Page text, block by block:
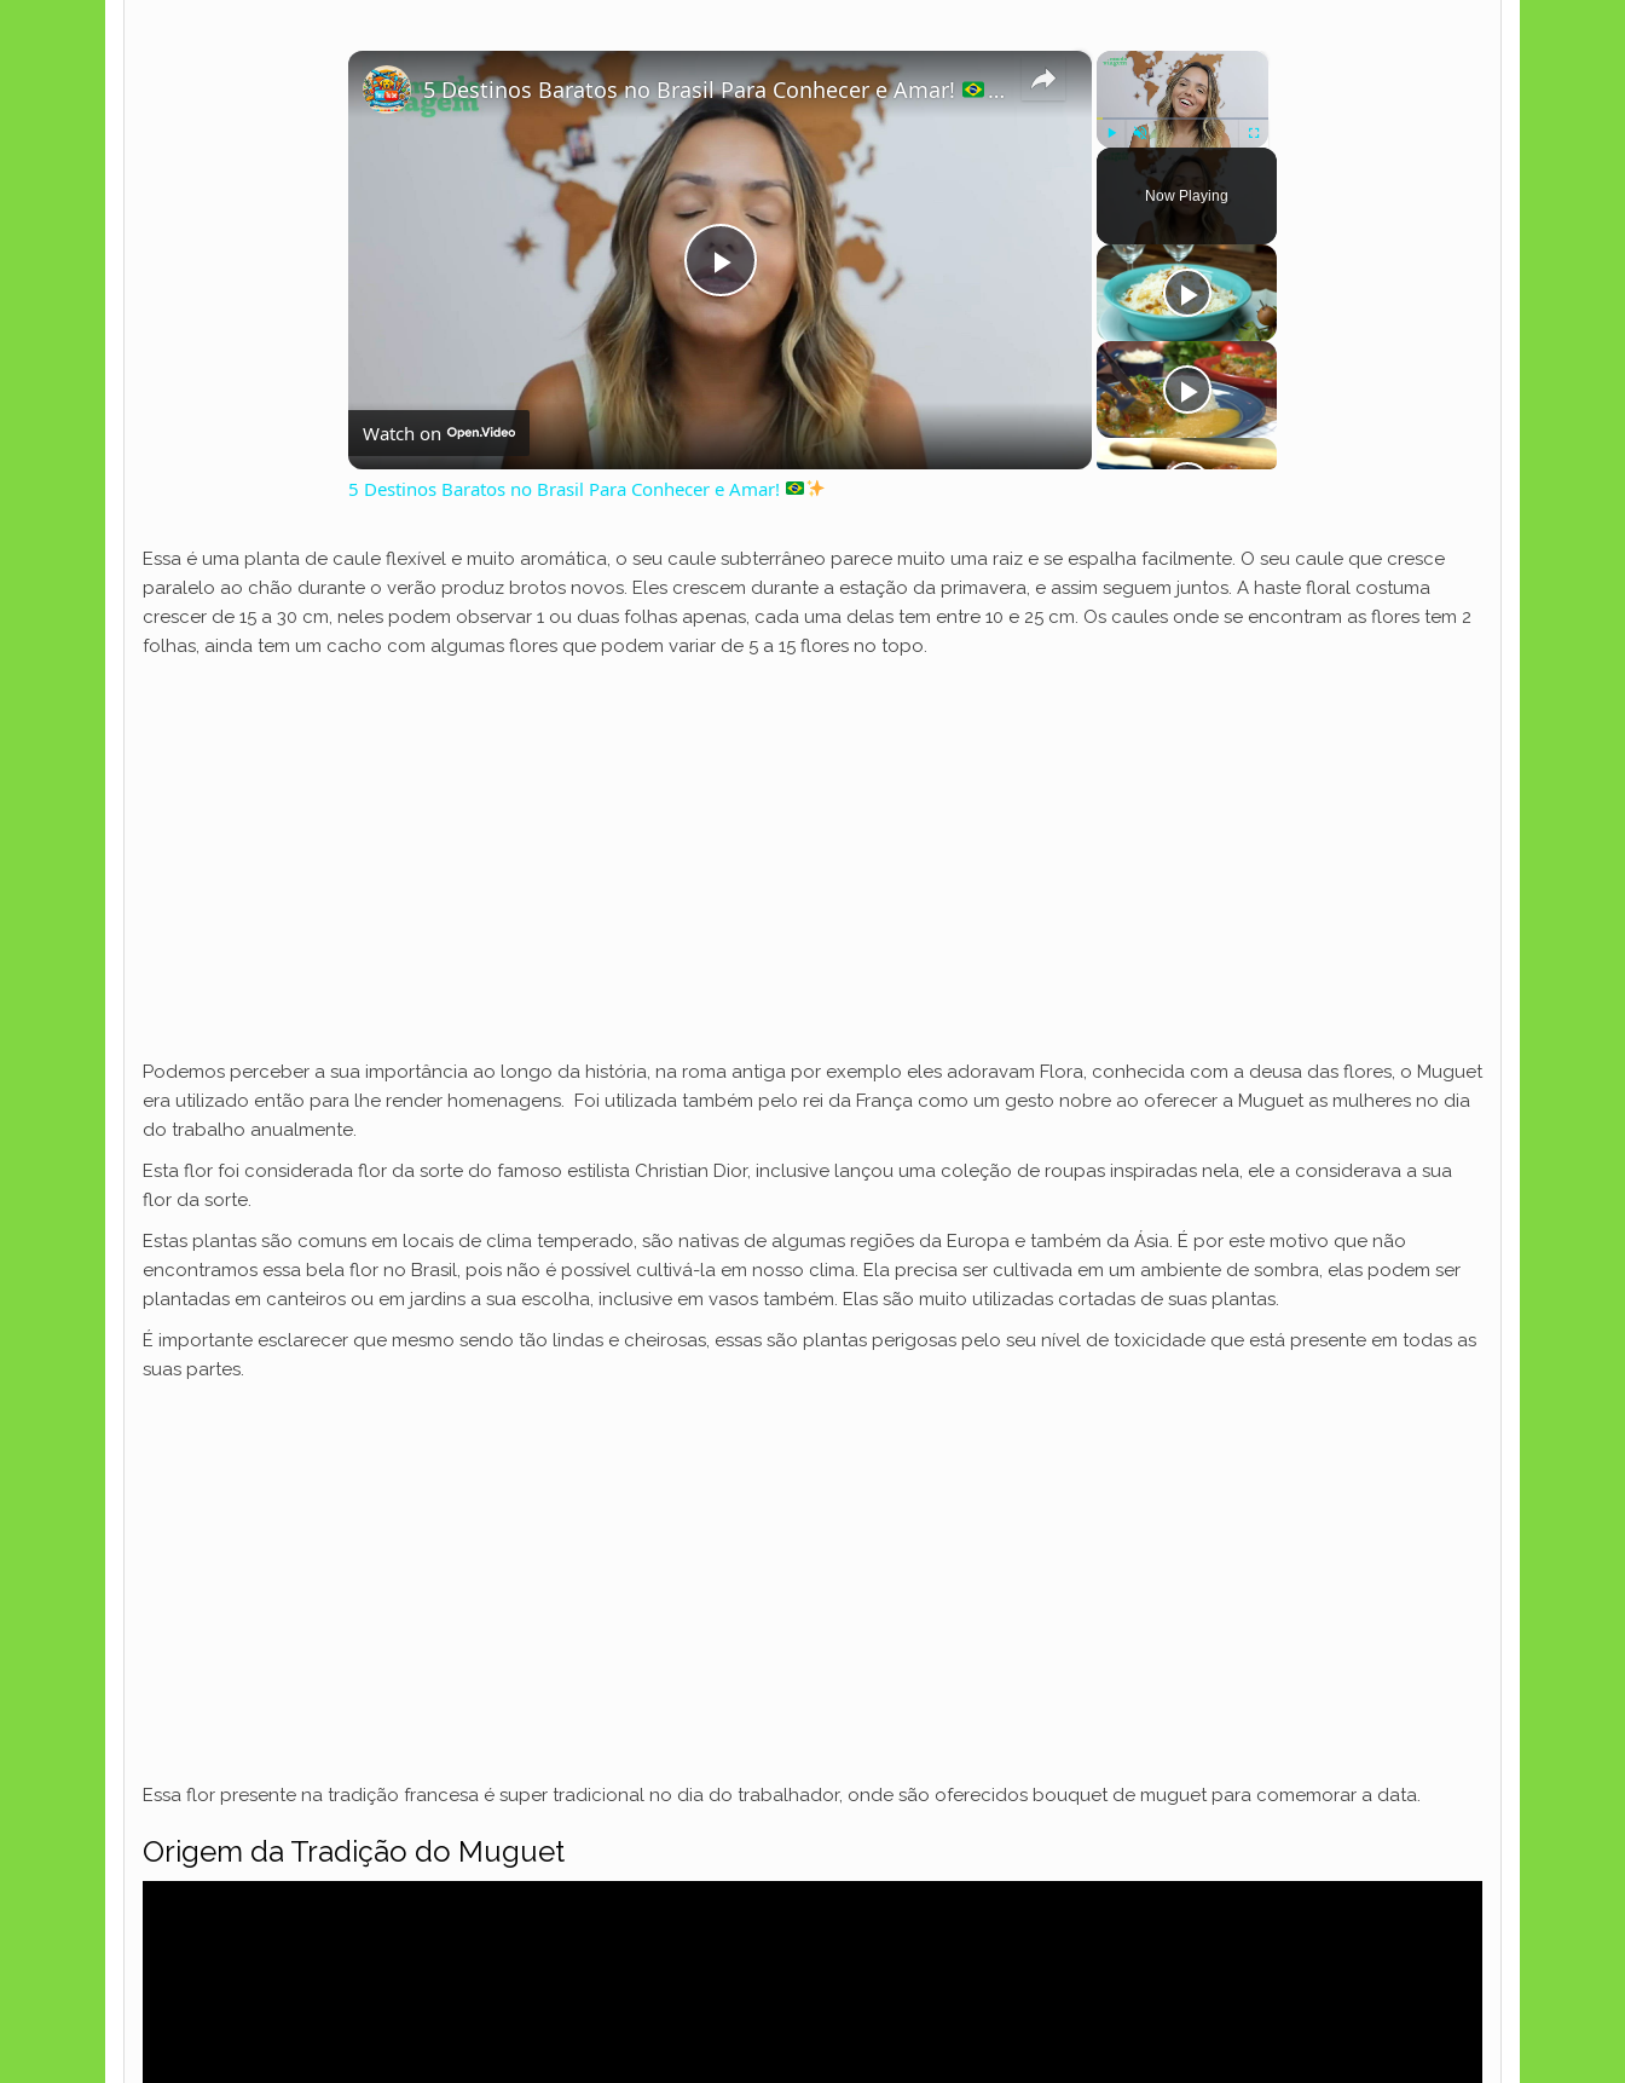
×
Unmute Fullscreen
Now Playing
×
P
a
V
i
5 Destinos Baratos no Brasil Para Conhecer e Amar!
Watch on
5 Destinos Baratos no Brasil Para Conhecer e Amar!
Essa é uma planta de caule flexível e muito aromática, o seu caule subterrâneo parece muito uma raiz e se espalha facilmente. O seu caule que cresce
paralelo ao chão durante o verão produz brotos novos. Eles crescem durante a estação da primavera, e assim seguem juntos. A haste floral costuma
crescer de 15 a 30 cm, neles podem observar 1 ou duas folhas apenas, cada uma delas tem entre 10 e 25 cm. Os caules onde se encontram as flores tem 2
folhas, ainda tem um cacho com algumas flores que podem variar de 5 a 15 flores no topo.
Podemos perceber a sua importância ao longo da história, na roma antiga por exemplo eles adoravam Flora, conhecida com a deusa das flores, o Muguet
era utilizado então para lhe render homenagens. Foi utilizada também pelo rei da França como um gesto nobre ao oferecer a Muguet as mulheres no dia
do trabalho anualmente.
Esta flor foi considerada flor da sorte do famoso estilista Christian Dior, inclusive lançou uma coleção de roupas inspiradas nela, ele a considerava a sua
flor da sorte.
Estas plantas são comuns em locais de clima temperado, são nativas de algumas regiões da Europa e também da Ásia. É por este motivo que não
encontramos essa bela flor no Brasil, pois não é possível cultivá-la em nosso clima. Ela precisa ser cultivada em um ambiente de sombra, elas podem ser
plantadas em canteiros ou em jardins a sua escolha, inclusive em vasos também. Elas são muito utilizadas cortadas de suas plantas.
É importante esclarecer que mesmo sendo tão lindas e cheirosas, essas são plantas perigosas pelo seu nível de toxicidade que está presente em todas as
suas partes.
Essa flor presente na tradição francesa é super tradicional no dia do trabalhador, onde são oferecidos bouquet de muguet para comemorar a data.
Origem da Tradição do Muguet